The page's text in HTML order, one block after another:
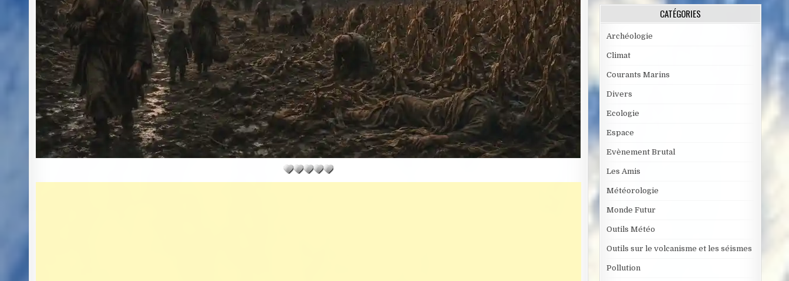
CATÉGORIES
Archéologie
Climat
Courants Marins
Divers
Ecologie
Espace
Evènement Brutal
Les Amis
Météorologie
Monde Futur
Outils Météo
Outils sur le volcanisme et les séismes
Pollution